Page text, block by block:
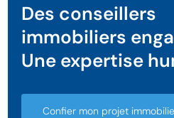
Des conseillers
immobiliers
Une expertise
Confier mon projet